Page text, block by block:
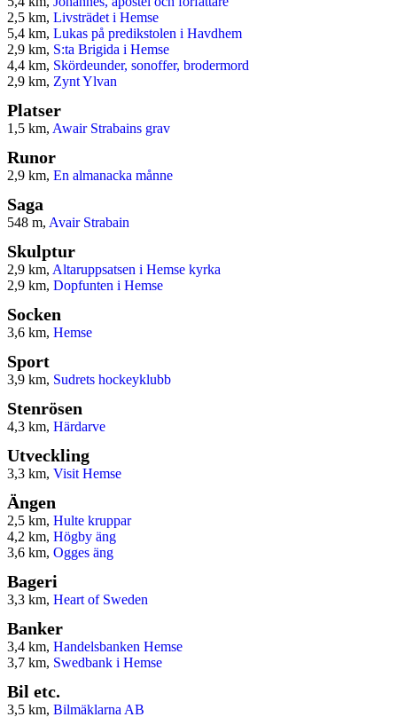
2,5 km, Livsträdet i Hemse
5,4 km, Lukas på predikstolen i Havdhem
2,9 km, S:ta Brigida i Hemse
4,4 km, Skördeunder, sonoffer, brodermord
2,9 km, Zynt Ylvan
Platser
1,5 km, Awair Strabains grav
Runor
2,9 km, En almanacka månne
Saga
548 m, Avair Strabain
Skulptur
2,9 km, Altaruppsatsen i Hemse kyrka
2,9 km, Dopfunten i Hemse
Socken
3,6 km, Hemse
Sport
3,9 km, Sudrets hockeyklubb
Stenrösen
4,3 km, Härdarve
Utveckling
3,3 km, Visit Hemse
Ängen
2,5 km, Hulte kruppar
4,2 km, Högby äng
3,6 km, Ogges äng
Bageri
3,3 km, Heart of Sweden
Banker
3,4 km, Handelsbanken Hemse
3,7 km, Swedbank i Hemse
Bil etc.
3,5 km, Bilmäklarna AB